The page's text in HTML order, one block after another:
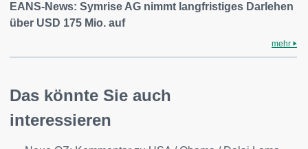
EANS-News: Symrise AG nimmt langfristiges Darlehen
über USD 175 Mio. auf
mehr
Das könnte Sie auch
interessieren